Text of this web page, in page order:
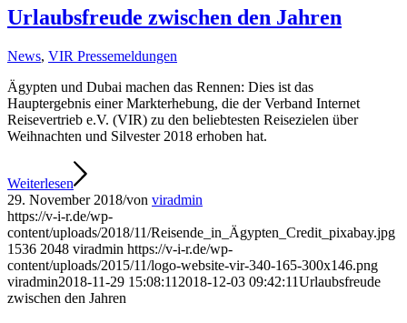
Urlaubsfreude zwischen den Jahren
News, VIR Pressemeldungen
Ägypten und Dubai machen das Rennen: Dies ist das
Hauptergebnis einer Markterhebung, die der Verband Internet
Reisevertrieb e.V. (VIR) zu den beliebtesten Reisezielen über
Weihnachten und Silvester 2018 erhoben hat.
Weiterlesen
29. November 2018/von viradmin
https://v-i-r.de/wp-
content/uploads/2018/11/Reisende_in_Ägypten_Credit_pixabay.jpg
1536 2048 viradmin https://v-i-r.de/wp-
content/uploads/2015/11/logo-website-vir-340-165-300x146.png
viradmin2018-11-29 15:08:11 2018-12-03 09:42:11Urlaubsfreude
zwischen den Jahren